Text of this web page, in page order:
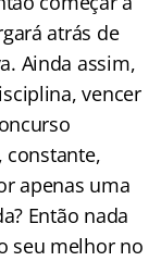
atrás de
Ainda assim,
vencer
constante,
apenas uma
Então nada
seu melhor no